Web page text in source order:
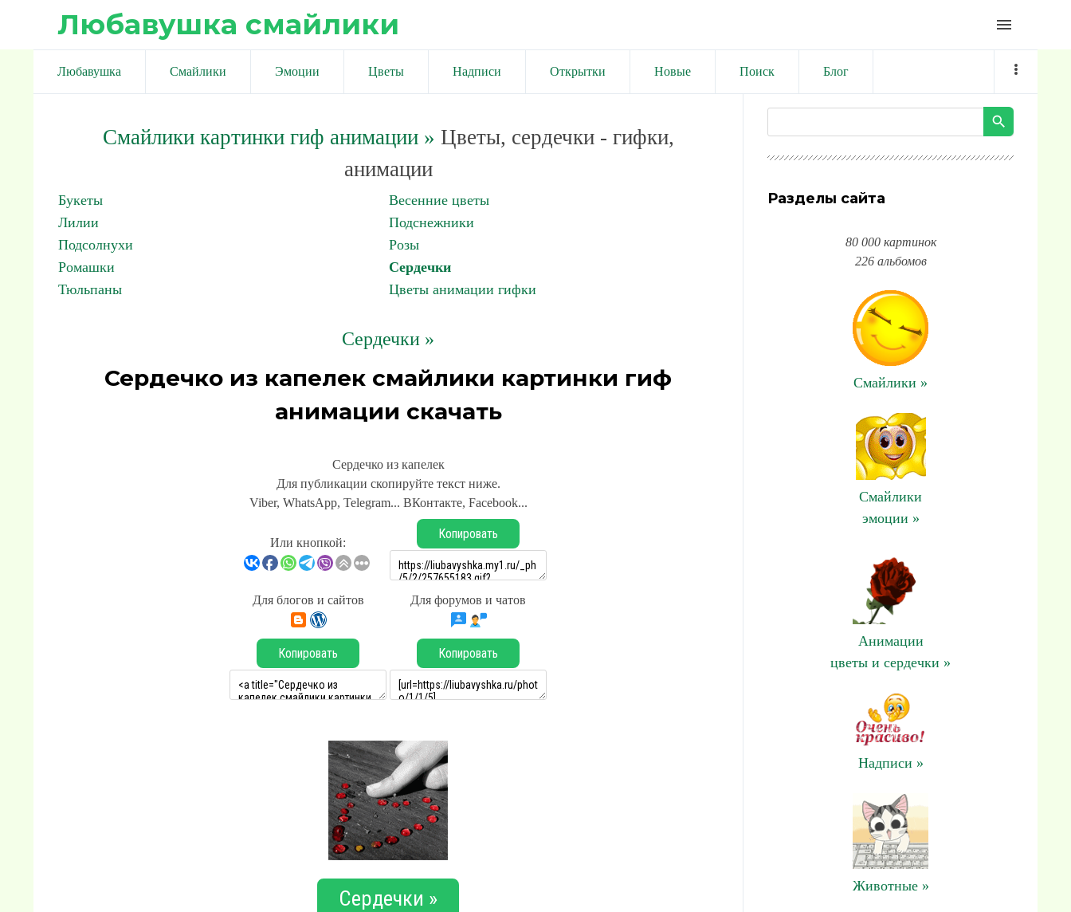
Любавушка смайлики menu
Любавушка Смайлики Эмоции Цветы Надписи Открытки Новые Поиск Блог
Смайлики картинки гиф анимации» Цветы, сердечки - гифки,
анимации
Букеты
Весенние цветы
Лилии
Подснежники
Подсолнухи
Розы
Ромашки
Сердечки
Тюльпаны
Цветы анимации гифки
Сердечки »
Сердечко из капелек смайлики картинки гиф
анимации скачать
Сердечко из капелек
Для публикации скопируйте текст ниже.
Viber, WhatsApp, Telegram... ВКонтакте, Facebook...
Или кнопкой:
Копировать
Для блогов и сайтов Для форумов и чатов
Копировать Копировать
Сердечки »
Разделы сайта
80 000 картинок
226 альбомов
Смайлики »
Смайлики
эмоции »
Анимации
цветы и сердечки »
Надписи »
Животные »